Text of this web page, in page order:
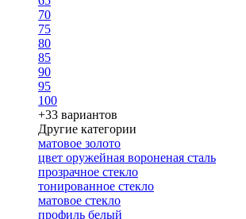
70
75
80
85
90
95
100
+33 вариантов
Другие категории
матовое золото
цвет оружейная вороненая сталь
прозрачное стекло
тонированное стекло
матовое стекло
профиль белый